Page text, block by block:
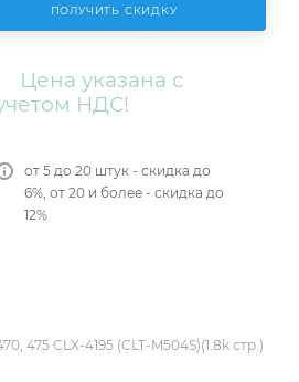
ПОЛУЧИТЬ СКИДКУ
Цена указана с
НДС!
от 5 до 20 штук - скидка до
6%, от 20 и более - скидка до
12%
475 CLX-4195 (CLT-M504S)(1.8k стр.)